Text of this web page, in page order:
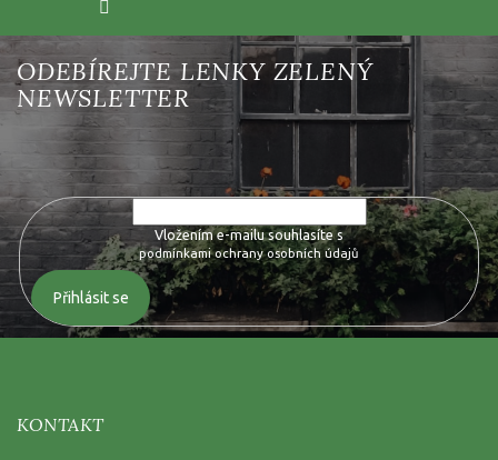
Vložte svůj e-mail a my vám budeme zasílat informace o nových
produktech na našem e-shopu.
Vložením e-mailu souhlasíte s
podmínkami ochrany osobních údajů
Přihlásit se
KONTAKT